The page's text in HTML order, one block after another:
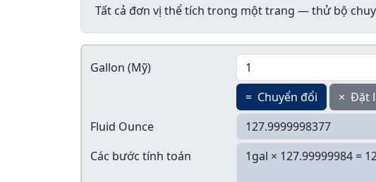
Tất cả đơn vị thể tích trong một trang — thử bộ
Gallon (Mỹ)
= Chuyển đổi × Đặt
Fluid Ounce
Các bước tính toán